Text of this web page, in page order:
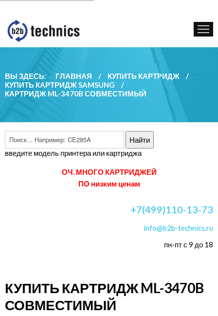
КУПИТЬ КАРТРИДЖ
ГОС. УЧРЕЖДЕНИЯМ
КОНТАКТЫ
ВЫ ЗДЕСЬ: ГЛАВНАЯ / КУПИТЬ КАРТРИДЖ
/
КУПИТЬ КАРТРИДЖ SAMSUNG
/
КАРТРИДЖ ML-3470B СОВМЕСТИМЫЙ
введите модель принтера или картриджа
ОЧ. МНОГО КАРТРИДЖЕЙ
ПО низким ценам
+7(499)110-13-73
info@b2b-technics.ru
пн-пт с 9 до 18
КУПИТЬ КАРТРИДЖ ML-3470B
СОВМЕСТИМЫЙ